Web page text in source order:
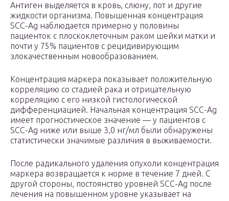
Антиген выделяется в кровь, слюну, пот и другие
жидкости организма. Повышенная концентрация
SCC-Ag наблюдается примерно у половины
пациенток с плоскоклеточным раком шейки матки и
почти у 75% пациентов с рецидивирующим
злокачественным новообразованием.
Концентрация маркера показывает положительную
корреляцию со стадией рака и отрицательную
корреляцию с его низкой гистологической
дифференциацией. Начальная концентрация SCC-Ag
имеет прогностическое значение — у пациентов с
SCC-Ag ниже или выше 3,0 нг/мл были обнаружены
статистически значимые различия в выживаемости.
После радикального удаления опухоли концентрация
маркера возвращается к норме в течение 7 дней. С
другой стороны, постоянство уровней SCC-Ag после
лечения на повышенном уровне указывает на